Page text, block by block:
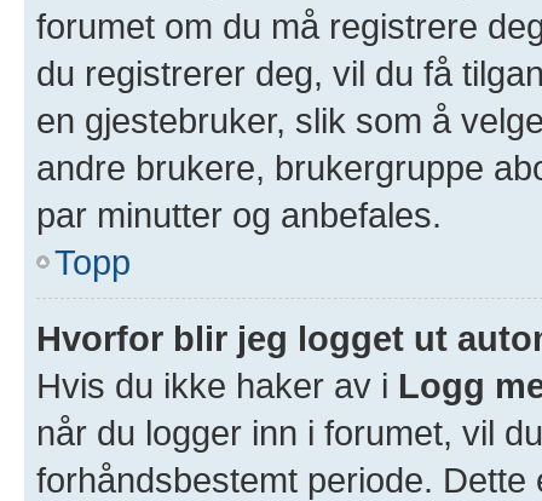
forumet om du må registrere
du registrerer deg, vil du få
en gjestebruker, slik som å
andre brukere, brukergruppe
par minutter og anbefales.
Topp
Hvorfor blir jeg logget ut
Hvis du ikke haker av i Logg
når du logger inn i forumet, vil
forhåndsbestemt periode.